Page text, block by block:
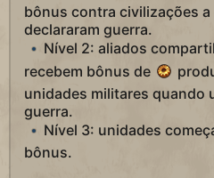
bônus contra civilizações
declararam guerra.
Nível 2: aliados
recebem bônus de
unidades militares quando
guerra.
Nível 3: unidades
bônus.